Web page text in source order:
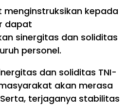
menginstruksikan kepada
dapat
sinergitas dan soliditas
personel.
dan soliditas TNI-
akan merasa
terjaganya stabilitas